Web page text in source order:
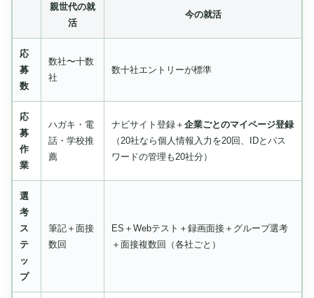
親世代の就
活
今の就活
応
募
数
数社〜十数
社
数十社エントリーが標準
応
募
作
業
ハガキ・電
話・学校推
薦
ナビサイト登録＋ 企業ごとのマイページ登録
（20社なら個人情報入力を20回、IDとパス
ワードの管理も20社分）
選
考
ス
テ
ッ
プ
筆記＋面接
数回
ES＋Webテスト＋録画面接＋グループ選考
＋面接複数回（各社ごと）